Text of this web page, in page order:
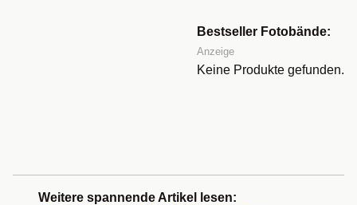
Bestseller Fotobände:
Anzeige
Keine Produkte gefunden.
Weitere spannende Artikel lesen: